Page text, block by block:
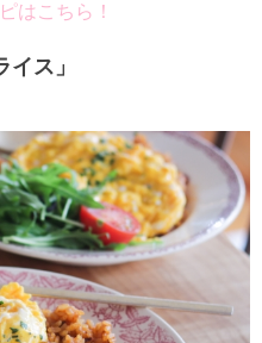
はこちら！
ス」